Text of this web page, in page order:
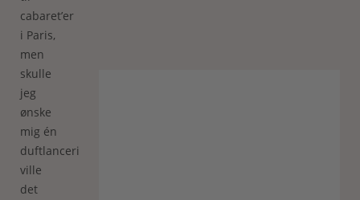
cabaret’er
i Paris,
men
skulle
jeg
ønske
mig én
duftlancering,
ville
det